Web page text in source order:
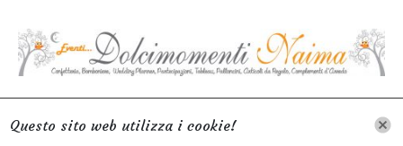
INFORMATIVA SUL TRATTAMENTO DEI DATI
Questo sito web utilizza i cookie!